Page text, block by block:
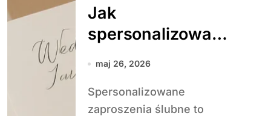
Jak
spersonalizować
zaproszenia
maj 26, 2026
Spersonalizowane
zaproszenia ślubne to